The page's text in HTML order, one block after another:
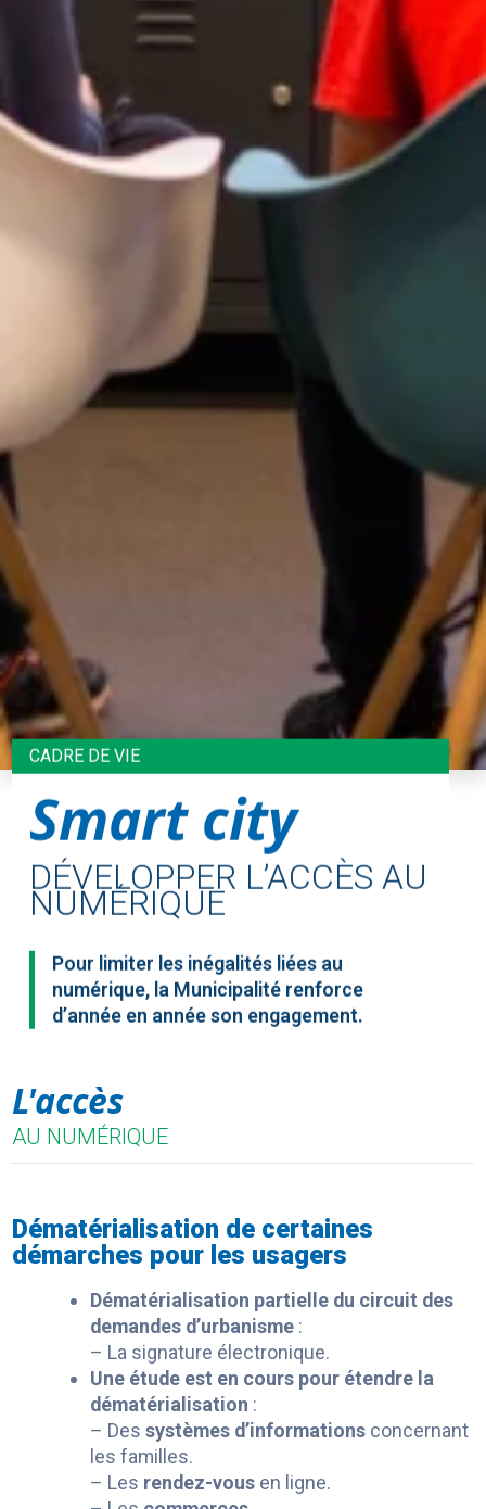
CADRE DE VIE
Smart city
DÉVELOPPER L’ACCÈS AU
NUMÉRIQUE
Pour limiter les inégalités liées au
numérique, la Municipalité renforce
d’année en année son engagement.
L'accès
AU NUMÉRIQUE
Dématérialisation de certaines
démarches pour les usagers
Dématérialisation partielle du circuit des
demandes d’urbanisme :
– La signature électronique.
Une étude est en cours pour étendre la
dématérialisation :
– Dessystèmes d’informations concernant
les familles.
– Les rendez-vous en ligne.